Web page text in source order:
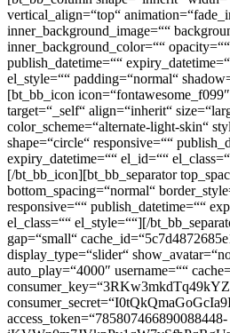
vertical_align=“top“
inner_background_image=““
inner_background_color=““
publish_datetime=““
el_style=““ padding=“normal“
[bt_bb_icon
target=“_self“ align=“inherit“
color_scheme=“alternate-light-skin“
shape=“circle“ responsive=““
expiry_datetime=““ el_id=““
[/bt_bb_icon][bt_bb_separator
bottom_spacing=“normal“
responsive=““ publish_datetime=““
el_class=““ el_style=““][/
gap=“small“
display_type=“slider“
auto_play=“4000″ username=““
access_token=“785807466890088448-